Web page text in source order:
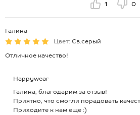
1 0
Галина
Цвет: Св.серый
Отличное качество!
Happywear
Галина, благодарим за отзыв!
Приятно, что смогли порадовать
Приходите к нам еще :)